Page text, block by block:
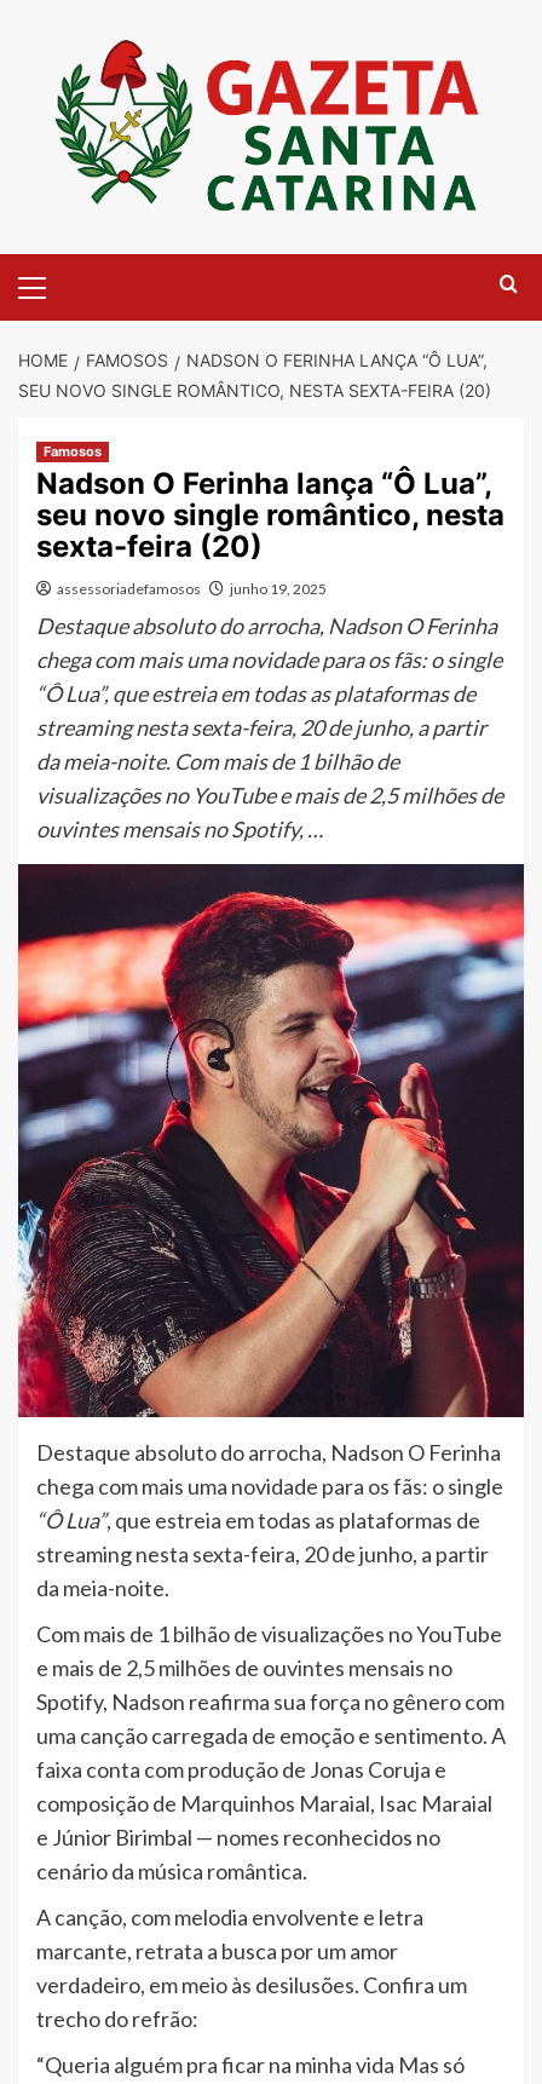
content
Menu
HOME FAMOSOS
NADSON O FERINHA LANÇA “Ô LUA”,
SEU NOVO SINGLE ROMÂNTICO, NESTA SEXTA-FEIRA (20)
Famosos
Nadson O Ferinha lança “Ô Lua”,
seu novo single romântico, nesta
sexta-feira (20)
assessoriadefamosos junho 19, 2025
Destaque absoluto do arrocha, Nadson O Ferinha
chega com mais uma novidade para os fãs: o single
“Ô Lua”, que estreia em todas as plataformas de
streaming nesta sexta-feira, 20 de junho, a partir
da meia-noite. Com mais de 1 bilhão de
visualizações no YouTube e mais de 2,5 milhões de
ouvintes mensais no Spotify, …
Destaque absoluto do arrocha, Nadson O Ferinha
chega com mais uma novidade para os fãs: o single
“Ô Lua”, que estreia em todas as plataformas de
streaming nesta sexta-feira, 20 de junho, a partir
da meia-noite.
Com mais de 1 bilhão de visualizações no YouTube
e mais de 2,5 milhões de ouvintes mensais no
Spotify, Nadson reafirma sua força no gênero com
uma canção carregada de emoção e sentimento. A
faixa conta com produção de Jonas Coruja e
composição de Marquinhos Maraial, Isac Maraial
e Júnior Birimbal — nomes reconhecidos no
cenário da música romântica.
A canção, com melodia envolvente e letra
marcante, retrata a busca por um amor
verdadeiro, em meio às desilusões. Confira um
trecho do refrão:
“Queria alguém pra ficar na minha vida Mas só